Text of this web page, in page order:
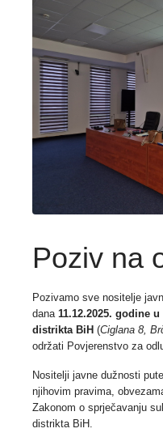
Poziv na
Pozivamo sve nositelje
dana 11.12.2025. godine u
distrikta BiH (Ciglana 8,
održati Povjerenstvo za
Nositelji javne dužnosti
njihovim pravima,
Zakonom o sprječavanju
distrikta BiH.